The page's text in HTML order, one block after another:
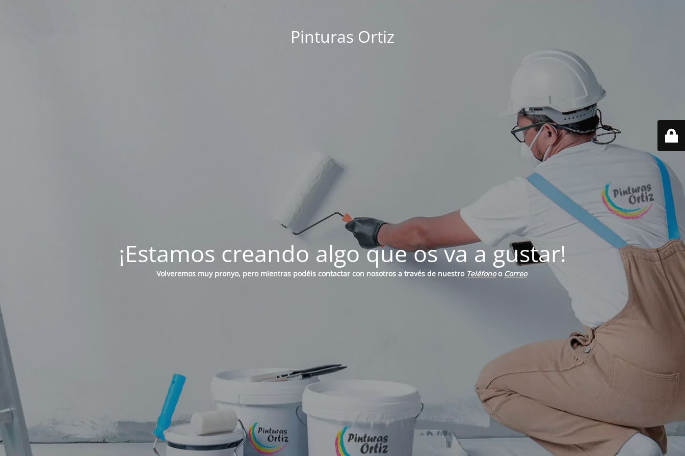
Pinturas Ortiz
¡Estamos creando algo que os va a gustar!
Volveremos muy pronyo, pero mientras podéis contactar con nosotros a través de nuestro Teléfono o Correo